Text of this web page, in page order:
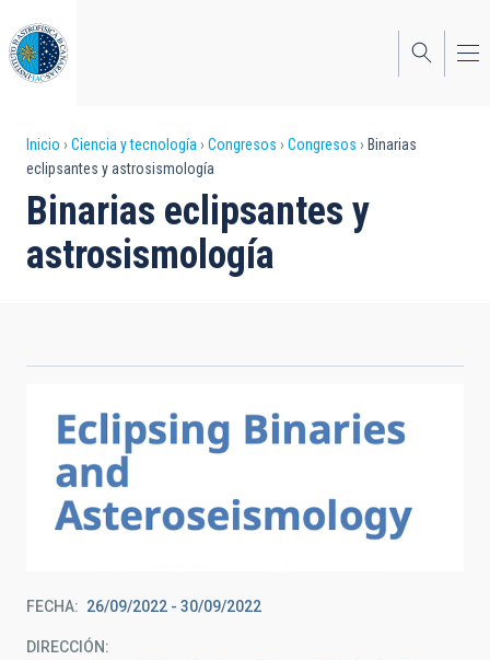
al
contenido
principal
Sobrescribir
enlaces
de
ayuda
Inicio Ciencia y tecnología Congresos Congresos
Binarias
eclipsantes y astrosismología
Binarias eclipsantes y
astrosismología
FECHA 26/09/2022 - 30/09/2022
DIRECCIÓN